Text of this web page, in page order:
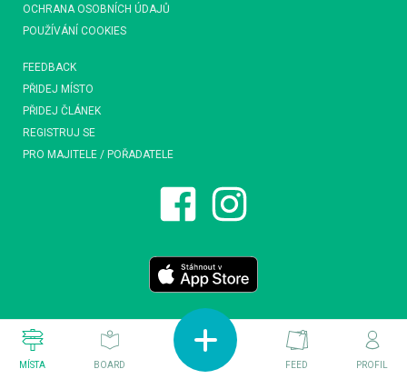
OCHRANA OSOBNÍCH ÚDAJŮ
POUŽÍVÁNÍ COOKIES
FEEDBACK
PŘIDEJ MÍSTO
PŘIDEJ ČLÁNEK
REGISTRUJ SE
PRO MAJITELE / POŘADATELE
MÍSTA BOARD FEED PROFIL